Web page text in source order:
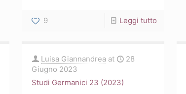
9 Leggi tutto
Luisa Giannandrea at
28
Giugno 2023
Studi Germanici 23 (2023)